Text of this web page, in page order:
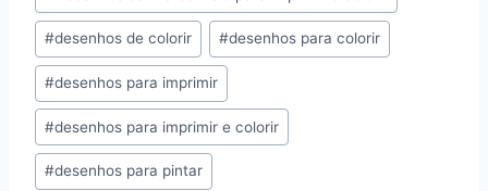
#desenhos de colorir #desenhos para colorir
#desenhos para imprimir
#desenhos para imprimir e colorir
#desenhos para pintar